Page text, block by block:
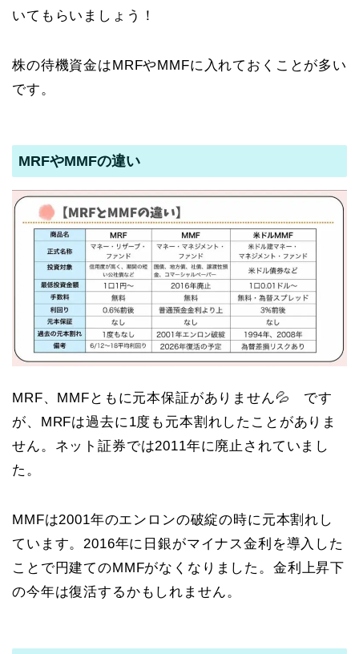
いてもらいましょう！
株の待機資金はMRFやMMFに入れておくことが多い
です。
MRFやMMFの違い
MRF、MMFともに元本保証がありません💦 です
が、MRFは過去に1度も元本割れしたことがありま
せん。ネット証券では2011年に廃止されていまし
た。
MMFは2001年のエンロンの破綻の時に元本割れし
ています。2016年に日銀がマイナス金利を導入した
ことで円建てのMMFがなくなりました。金利上昇下
の今年は復活するかもしれません。